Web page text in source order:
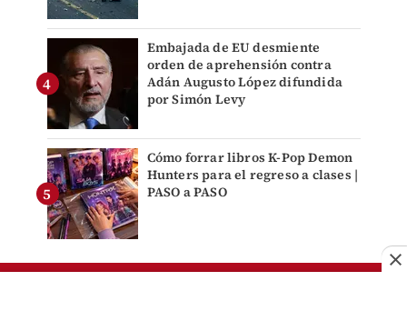
Embajada de EU desmiente
orden de aprehensión contra
Adán Augusto López difundida
por Simón Levy
Cómo forrar libros K-Pop Demon
Hunters para el regreso a clases |
PASO a PASO